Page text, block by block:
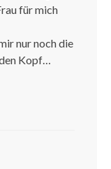
für mich
nur noch die
Kopf…